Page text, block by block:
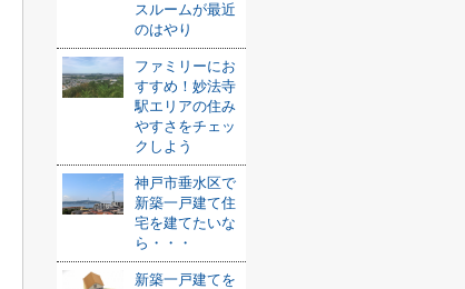
スルームが最近
のはやり
ファミリーにお
すすめ！妙法寺
駅エリアの住み
やすさをチェッ
クしよう
神戸市垂水区で
新築一戸建て住
宅を建てたいな
ら・・・
新築一戸建てを